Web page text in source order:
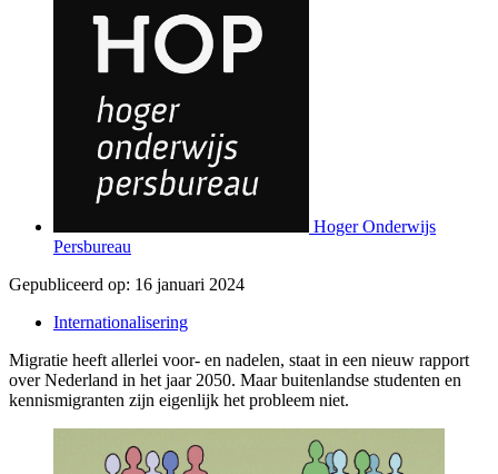
Hoger Onderwijs
Persbureau
Gepubliceerd op: 16 januari 2024
Internationalisering
Migratie heeft allerlei voor- en nadelen, staat in een nieuw rapport
over Nederland in het jaar 2050. Maar buitenlandse studenten en
kennismigranten zijn eigenlijk het probleem niet.